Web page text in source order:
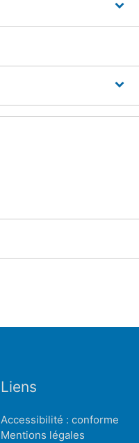
Liens
Accessibilité : conforme
Mentions légales